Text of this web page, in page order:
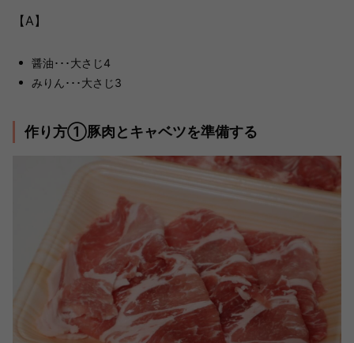
【A】
醤油･･･大さじ4
みりん･･･大さじ3
作り方①豚肉とキャベツを準備する